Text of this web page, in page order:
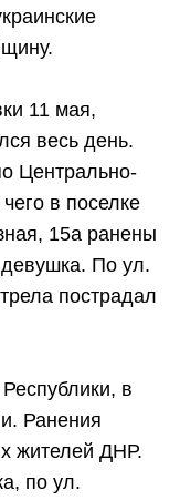
11 мая,
весь день.
Центрально-
в поселке
15а ранены
По ул.
пострадал
в
Ранения
жителей ДНР.
по ул.